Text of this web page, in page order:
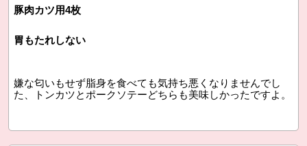
豚肉カツ用4枚
胃もたれしない
嫌な匂いもせず脂身を食べても気持ち悪くなりませんでし
た、トンカツとポークソテーどちらも美味しかったですよ。